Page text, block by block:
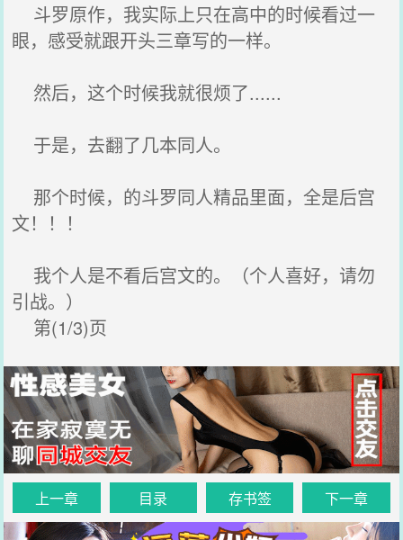
斗罗原作，我实际上只在高中的时候看过一
眼，感受就跟开头三章写的一样。
然后，这个时候我就很烦了......
于是，去翻了几本同人。
那个时候，的斗罗同人精品里面，全是后宫
文！！！
我个人是不看后宫文的。（个人喜好，请勿
引战。）
第(1/3)页
上一章 目录 存书签 下一章